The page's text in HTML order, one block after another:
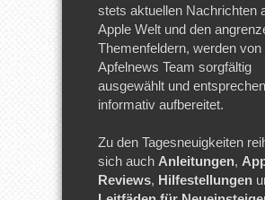
stets aktuellen Nachrichten
Apple Welt und den
Themenfeldern, werden von
Apfelnews Team sorgfältig
ausgewählt und
informativ aufbereitet.
Zu den Tagesneuigkeiten
sich auch Anleitungen,
Reviews, Hilfestellungen